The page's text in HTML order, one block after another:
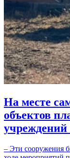
На месте
объектов
учреждений
– Эти сооружения